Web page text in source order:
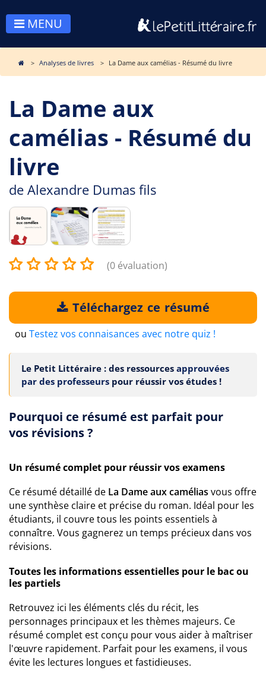
MENU
Analyses de livres La Dame aux camélias - Résumé du livre
La Dame aux
camélias - Résumé du
livre
de Alexandre Dumas fils
(0 évaluation)
Téléchargez ce résumé
ou Testez vos connaisances avec notre quiz !
Le Petit Littéraire : des ressources approuvées
par des professeurs pour réussir vos études !
Pourquoi ce résumé est parfait pour
vos révisions ?
Un résumé complet pour réussir vos examens
Ce résumé détaillé de La Dame aux camélias vous offre
une synthèse claire et précise du roman. Idéal pour les
étudiants, il couvre tous les points essentiels à
connaître. Vous gagnerez un temps précieux dans vos
révisions.
Toutes les informations essentielles pour le bac ou
les partiels
Retrouvez ici les éléments clés du récit, les
personnages principaux et les thèmes majeurs. Ce
résumé complet est conçu pour vous aider à maîtriser
l'œuvre rapidement. Parfait pour les examens, il vous
évite les lectures longues et fastidieuses.